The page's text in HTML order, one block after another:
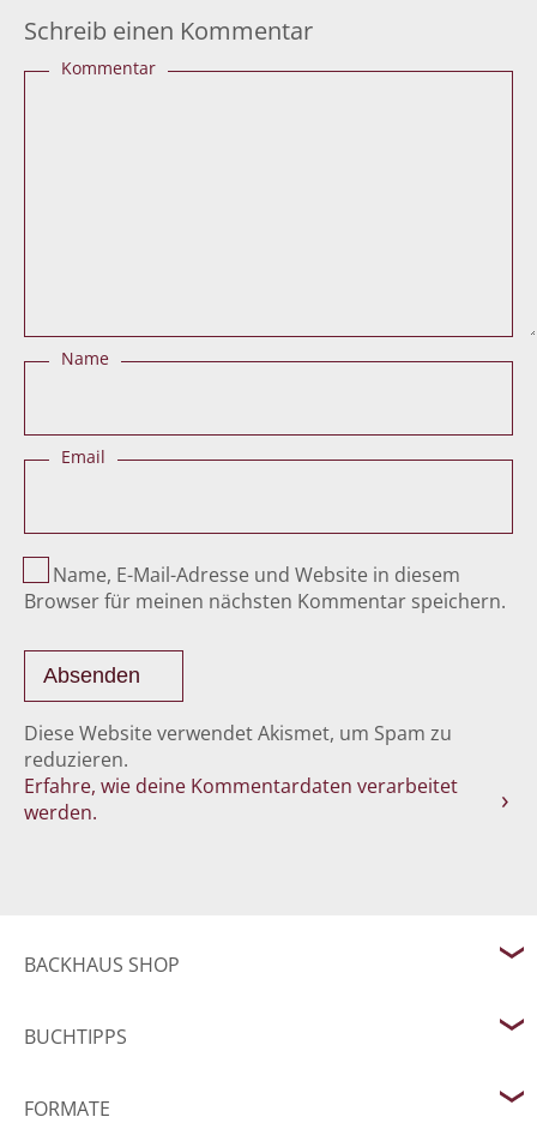
Schreib einen Kommentar
Kommentar
Name
Email
Name, E-Mail-Adresse und Website in diesem
Browser für meinen nächsten Kommentar speichern.
Diese Website verwendet Akismet, um Spam zu
reduzieren.
Erfahre, wie deine Kommentardaten verarbeitet
werden.
BACKHAUS SHOP
BUCHTIPPS
FORMATE